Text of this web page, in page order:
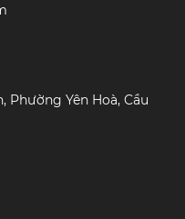
Phường Yên Hoà, Cầu